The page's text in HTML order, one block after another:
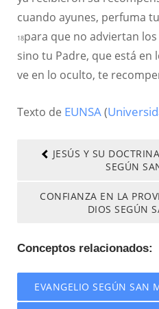
cuando ayunes, perfuma
18para que no adviertan
sino tu Padre, que está en
ve en lo oculto, te
Texto de EUNSA(
JESÚS Y SU
SEGÚN
CONFIANZA EN LA
DIOS SEGÚN
Conceptos relacionados:
EVANGELIO SEGÚN SAN